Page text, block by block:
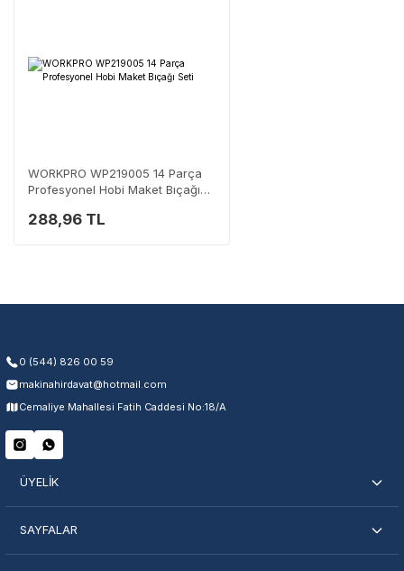
Orijinal garanti belgeli ürünler
Garanti Kapsamı
Servisi Nasıl Bulurum?
WORKPRO WP219005 14 Parça
Profesyonel Hobi Maket Bıçağı
288,96 TL
0 (544) 826 00 59
makinahirdavat@hotmail.com
Cemaliye Mahallesi Fatih Caddesi No:18/A
ÜYELİK
SAYFALAR